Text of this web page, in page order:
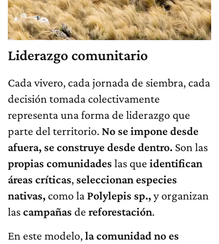
Liderazgo comunitario
Cada vivero, cada jornada de siembra, cada
decisión tomada colectivamente
representa una forma de liderazgo que
parte del territorio. No se impone desde
afuera, se construye desde dentro. Son las
propias comunidades las que identifican
áreas críticas, seleccionan especies
nativas, como la Polylepis sp.,y organizan
lascampañas de reforestación.
En este modelo,la comunidad no es